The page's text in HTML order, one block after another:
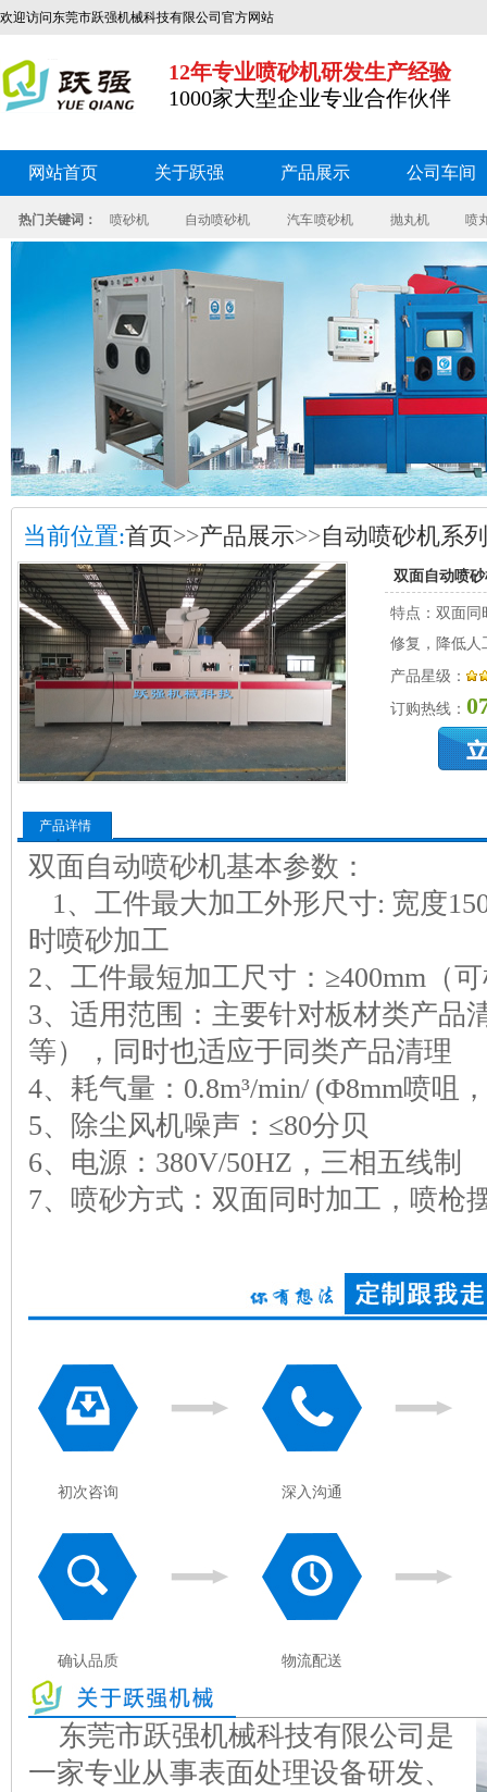
欢迎访问东莞市跃强机械科技有限公司官方网站
12年专业喷砂机研发生产经验
1000家大型企业专业合作伙伴
网站首页 关于跃强 产品展示 公司车间
热门关键词： 喷砂机 自动喷砂机 汽车 喷砂机 抛丸机 喷
当前位置:首页>>产品展示>>自动喷砂机系列
双面自动喷
特点：双面同
修复，降低人
产品星级：
订购热线：
产品详情
双面自动喷砂机基本参数：
1、工件最大加工外形尺寸: 宽度
时喷砂加工
2、工件最短加工尺寸：≥400mm（
3、适用范围：主要针对板材类产品
等），同时也适应于同类产品清理
4、耗气量：0.8m³/min/ (Φ8mm喷咀
5、除尘风机噪声：≤80分贝
6、电源：380V/50HZ，三相五线制
7、喷砂方式：双面同时加工，喷枪
初次咨询 深入沟通
确认品质 物流配送
东莞市跃强机械科技有限公司是
一家专业从事表面处理设备研发、